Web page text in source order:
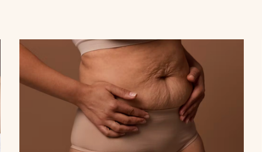
peut-on corriger un diastasis ou un relâchement
abdominal sans chirurgie, ou faut-il passer par une
intervention ?Cet article a pour objectif de clarifier les
mécanismes en jeu et d’expliquer, avec transparence et
pédagogie, où s’arrête la médecine esthétique et où
commence la chirurgie.